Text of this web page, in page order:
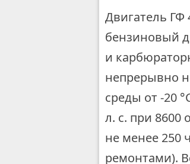
Двигатель
бензиновый
и
непрерывно
среды от ‑20
л. с. при 8600
не менее 250
ремонтами).